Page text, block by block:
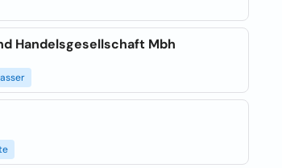
Handelsgesellschaft Mbh